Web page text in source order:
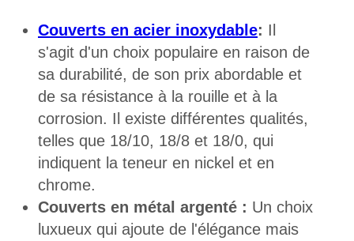
Couverts en acier inoxydable: Il
s'agit d'un choix populaire en raison de
sa durabilité, de son prix abordable et
de sa résistance à la rouille et à la
corrosion. Il existe différentes qualités,
telles que 18/10, 18/8 et 18/0, qui
indiquent la teneur en nickel et en
chrome.
Couverts en métal argenté : Un choix
luxueux qui ajoute de l'élégance mais